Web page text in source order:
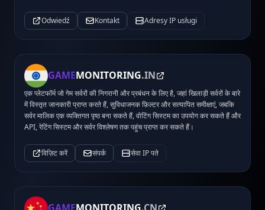
Odwiedź Kontakt Adresy IP usługi
GAMEMONITORING.IN
एक प्लेटफॉर्म जो गेम सर्वरों की निगरानी और प्रबंधन के लिए है, जहां खिलाड़ी सर्वरों के बारे
में विस्तृत जानकारी प्राप्त करते हैं, सुविधाजनक फ़िल्टर और सत्यापित समीक्षाएं, जबकि
सर्वर मालिक एक व्यक्तिगत पृष्ठ बना सकते हैं, वोटिंग सिस्टम का उपयोग कर सकते हैं और
API, रेटिंग सिस्टम और सर्वर विश्लेषण तक पहुंच प्राप्त कर सकते हैं।
विज़िट करें संपर्क सेवा IP पते